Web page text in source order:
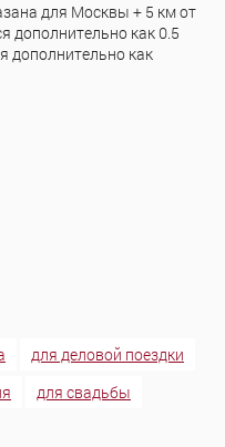
для Москвы + 5 км от
дополнительно как 0.5
дополнительно как
для деловой поездки
для свадьбы